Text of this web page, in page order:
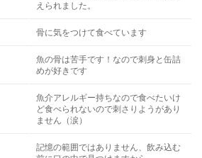
えられました。
骨に気をつけて食べています
魚の骨は苦手です！なので刺身と缶詰
めが好きです
魚介アレルギー持ちなので食べたいけ
ど食べられないので刺さりようがあり
ません（涙）
記憶の範囲ではありません、飲み込む